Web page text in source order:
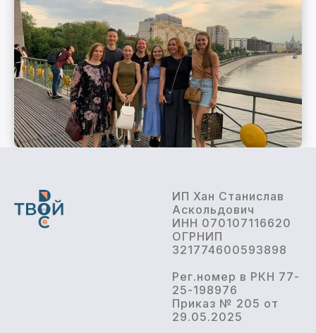
ИП Хан Станислав
Аскольдович
ИНН 070107116620
ОГРНИП
321774600593898
Рег.номер в РКН 77-
25-198976
Приказ № 205 от
29.05.2025